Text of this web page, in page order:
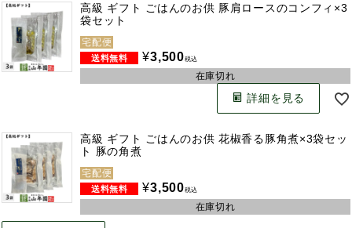
高級 ギフト ごはんのお供 豚肩ロースのコンフィ×3
袋セット
宅配便
¥3,500税込
在庫切れ
詳細を見る
高級 ギフト ごはんのお供 花椒香る豚角煮×3袋セッ
ト 豚の角煮
宅配便
¥3,500税込
在庫切れ